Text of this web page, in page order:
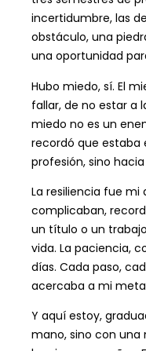
incertidumbre, las
obstáculo, una
una oportunidad
Hubo miedo, sí. El
fallar, de no estar a
miedo no es un
recordó que estaba
profesión, sino
La resiliencia fue mi
complicaban,
un título o un
vida. La paciencia,
días. Cada paso,
acercaba a mi
Y aquí estoy,
mano, sino con una